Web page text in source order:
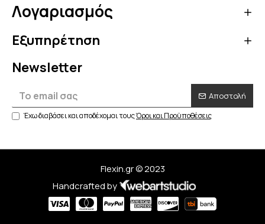
Λογαριασμός
Εξυπηρέτηση
Newsletter
Αποστολή
Έχω διαβάσει και αποδέχομαι τουςΌροι και Προϋποθέσεις
Flexin.gr © 2023
Handcrafted by